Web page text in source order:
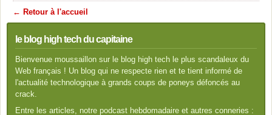
← Retour à l'accueil
le blog high tech du capitaine
Bienvenue moussaillon sur le blog high tech le plus scandaleux du
Web français ! Un blog qui ne respecte rien et te tient informé de
l'actualité technologique à grands coups de poneys défoncés au
crack.
Entre les articles, notre podcast hebdomadaire et autres conneries :